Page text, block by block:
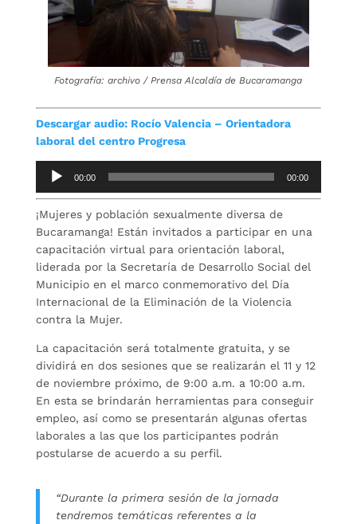
Fotografía: archivo / Prensa Alcaldía de Bucaramanga
Descargar audio: Rocío Valencia – Orientadora
laboral del centro Progresa
Reproductor
audio
00:00 00:00
¡Mujeres y población sexualmente diversa de
Bucaramanga! Están invitados a participar en una
capacitación virtual para orientación laboral,
liderada por la Secretaría de Desarrollo Social del
Municipio en el marco conmemorativo del Día
Internacional de la Eliminación de la Violencia
contra la Mujer.
La capacitación será totalmente gratuita, y se
dividirá en dos sesiones que se realizarán el 11 y 12
de noviembre próximo, de 9:00 a.m. a 10:00 a.m.
En esta se brindarán herramientas para conseguir
empleo, así como se presentarán algunas ofertas
laborales a las que los participantes podrán
postularse de acuerdo a su perfil.
“Durante la primera sesión de la jornada
tendremos temáticas referentes a la